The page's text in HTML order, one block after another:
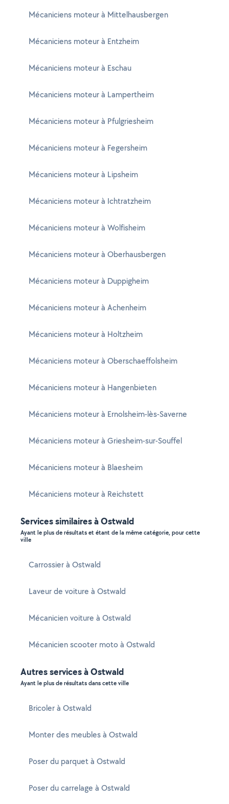
Mécaniciens moteur à Mittelhausbergen
Mécaniciens moteur à Entzheim
Mécaniciens moteur à Eschau
Mécaniciens moteur à Lampertheim
Mécaniciens moteur à Pfulgriesheim
Mécaniciens moteur à Fegersheim
Mécaniciens moteur à Lipsheim
Mécaniciens moteur à Ichtratzheim
Mécaniciens moteur à Wolfisheim
Mécaniciens moteur à Oberhausbergen
Mécaniciens moteur à Duppigheim
Mécaniciens moteur à Achenheim
Mécaniciens moteur à Holtzheim
Mécaniciens moteur à Oberschaeffolsheim
Mécaniciens moteur à Hangenbieten
Mécaniciens moteur à Ernolsheim-lès-Saverne
Mécaniciens moteur à Griesheim-sur-Souffel
Mécaniciens moteur à Blaesheim
Mécaniciens moteur à Reichstett
Services similaires à Ostwald
Ayant le plus de résultats et étant de la même catégorie, pour cette
ville
Carrossier à Ostwald
Laveur de voiture à Ostwald
Mécanicien voiture à Ostwald
Mécanicien scooter moto à Ostwald
Autres services à Ostwald
Ayant le plus de résultats dans cette ville
Bricoler à Ostwald
Monter des meubles à Ostwald
Poser du parquet à Ostwald
Poser du carrelage à Ostwald